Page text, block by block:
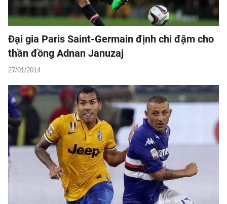
Đại gia Paris Saint-Germain định chi đậm cho
thần đồng Adnan Januzaj
27/01/2014